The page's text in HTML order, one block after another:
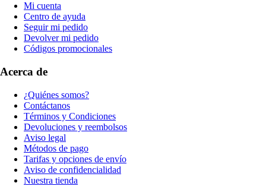
Mi cuenta
Centro de ayuda
Seguir mi pedido
Devolver mi pedido
Códigos promocionales
Acerca de
¿Quiénes somos?
Contáctanos
Términos y Condiciones
Devoluciones y reembolsos
Aviso legal
Métodos de pago
Tarifas y opciones de envío
Aviso de confidencialidad
Nuestra tienda